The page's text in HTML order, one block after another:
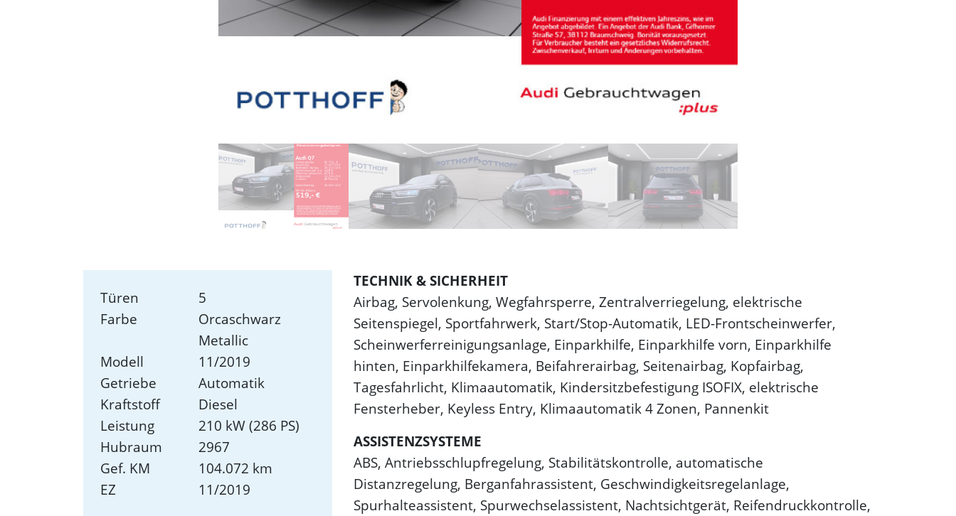
Türen
5
Farbe
Orcaschwarz
Metallic
Modell
11/2019
Getriebe
Automatik
Kraftstoff
Diesel
Leistung
210 kW (286 PS)
Hubraum
2967
Gef. KM
104.072 km
EZ
11/2019
TECHNIK & SICHERHEIT
Airbag, Servolenkung, Wegfahrsperre, Zentralverriegelung, elektrische
Seitenspiegel, Sportfahrwerk, Start/Stop-Automatik, LED-Frontscheinwerfer,
Scheinwerferreinigungsanlage, Einparkhilfe, Einparkhilfe vorn, Einparkhilfe
hinten, Einparkhilfekamera, Beifahrerairbag, Seitenairbag, Kopfairbag,
Tagesfahrlicht, Klimaautomatik, Kindersitzbefestigung ISOFIX, elektrische
Fensterheber, Keyless Entry, Klimaautomatik 4 Zonen, Pannenkit
ASSISTENZSYSTEME
ABS, Antriebsschlupfregelung, Stabilitätskontrolle, automatische
Distanzregelung, Berganfahrassistent, Geschwindigkeitsregelanlage,
Spurhalteassistent, Spurwechselassistent, Nachtsichtgerät, Reifendruckkontrolle,